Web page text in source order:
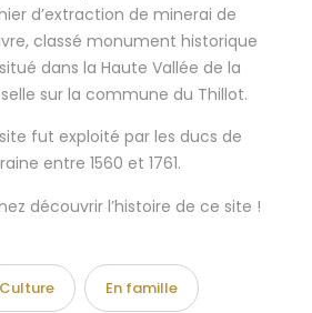
d’extraction de minerai de
classé monument historique
dans la Haute Vallée de la
sur la commune du Thillot.
fut exploité par les ducs de
entre 1560 et 1761.
découvrir l’histoire de ce site !
Culture En famille